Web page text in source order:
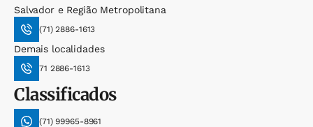
Salvador e Região Metropolitana
(71) 2886-1613
Demais localidades
71 2886-1613
Classificados
(71) 99965-8961